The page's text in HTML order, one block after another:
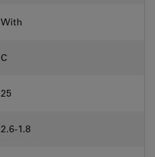
With
C
25
2.6-1.8